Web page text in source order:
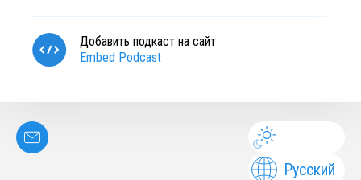
Добавить подкаст на сайт
Embed Podcast
Русский